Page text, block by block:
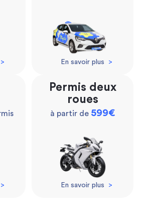
> En savoir plus >
>
Permis deux
roues
à partir de 599€
En savoir plus >